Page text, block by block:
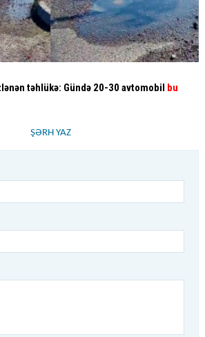
təhlükə: Gündə 20-30 avtomobil bu
ŞƏRH YAZ